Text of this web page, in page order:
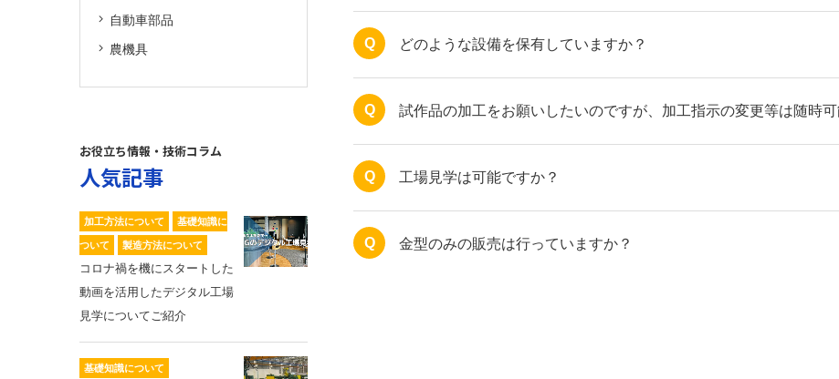
自動車部品
農機具
お役立ち情報・技術コラム
人気記事
加工方法について 基礎知識に
ついて 製造方法について
コロナ禍を機にスタートした
動画を活用したデジタル工場
見学についてご紹介
基礎知識について
Q どのような設備を保有していますか？
Q 試作品の加工をお願いしたいのですが、加工指示の変更等は随時可
Q 工場見学は可能ですか？
Q 金型のみの販売は行っていますか？